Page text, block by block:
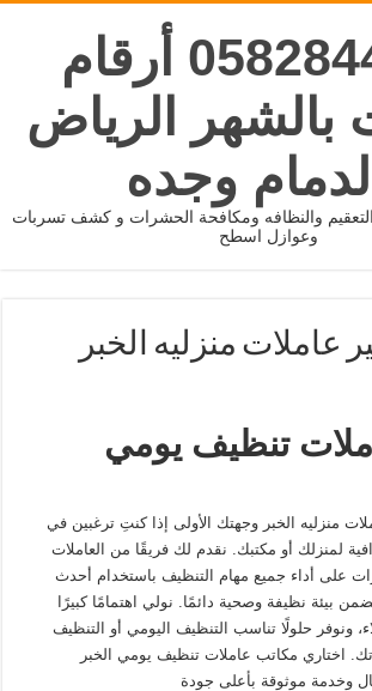
0582844035 أرقام
بالشهر الرياض
وجده
والنظافه ومكافحة الحشرات و كشف تسربات
وعوازل اسطح
عاملات منزليه الخبر
تنظيف يومي
منزليه الخبر وجهتك الأولى إذا كنتِ ترغبين في
لمنزلك أو مكتبك. نقدم لك فريقًا من العاملات
على أداء جميع مهام التنظيف باستخدام أحدث
بيئة نظيفة وصحية دائمًا. نولي اهتمامًا كبيرًا
ونوفر حلولًا تناسب التنظيف اليومي أو التنظيف
اختاري مكاتب عاملات تنظيف يومي الخبر
وخدمة موثوقة بأعلى جودة